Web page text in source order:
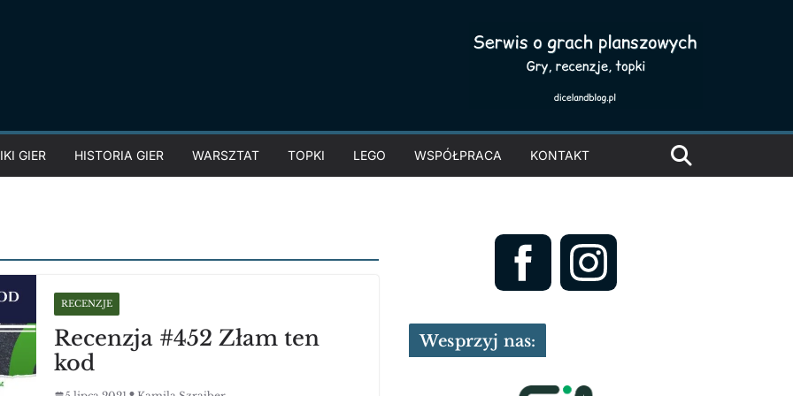
GIER HISTORIA GIER WARSZTAT TOPKI LEGO WSPÓŁPRACA KONTAKT
RECENZJE
Recenzja #452 Złam ten
kod
Wesprzyj nas: